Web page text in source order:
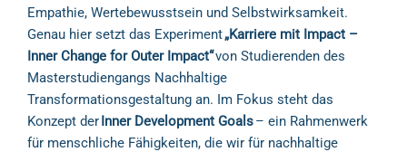
Empathie, Wertebewusstsein und Selbstwirksamkeit.
Genau hier setzt das Experiment„Karriere mit Impact –
Inner Change for Outer Impact“von Studierenden des
Masterstudiengangs Nachhaltige
Transformationsgestaltung an. Im Fokus steht das
Konzept derInner Development Goals– ein Rahmenwerk
für menschliche Fähigkeiten, die wir für nachhaltige